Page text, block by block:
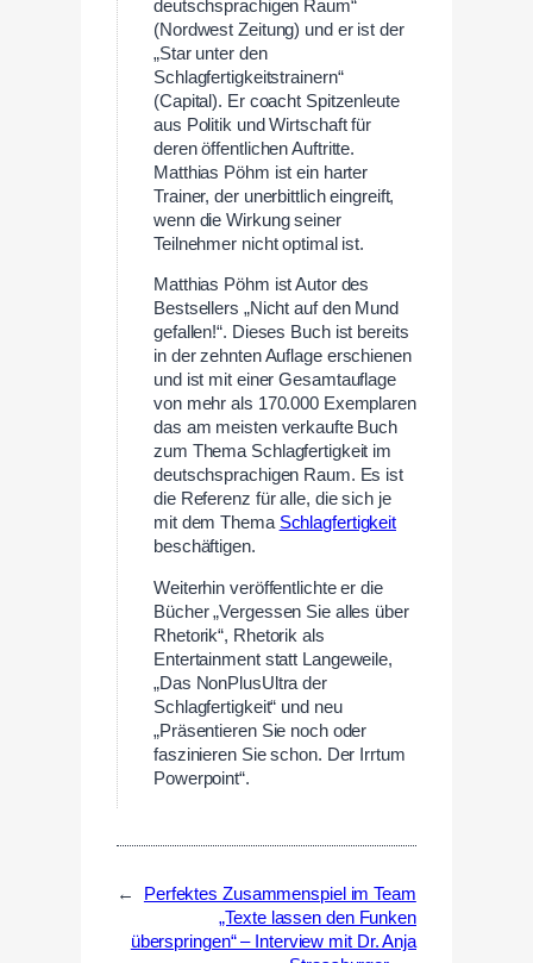
deutschsprachigen Raum“
(Nordwest Zeitung) und er ist der
„Star unter den
Schlagfertigkeitstrainern“
(Capital). Er coacht Spitzenleute
aus Politik und Wirtschaft für
deren öffentlichen Auftritte.
Matthias Pöhm ist ein harter
Trainer, der unerbittlich eingreift,
wenn die Wirkung seiner
Teilnehmer nicht optimal ist.
Matthias Pöhm ist Autor des
Bestsellers „Nicht auf den Mund
gefallen!“. Dieses Buch ist bereits
in der zehnten Auflage erschienen
und ist mit einer Gesamtauflage
von mehr als 170.000 Exemplaren
das am meisten verkaufte Buch
zum Thema Schlagfertigkeit im
deutschsprachigen Raum. Es ist
die Referenz für alle, die sich je
mit dem Thema Schlagfertigkeit
beschäftigen.
Weiterhin veröffentlichte er die
Bücher „Vergessen Sie alles über
Rhetorik“, Rhetorik als
Entertainment statt Langeweile,
„Das NonPlusUltra der
Schlagfertigkeit“ und neu
„Präsentieren Sie noch oder
faszinieren Sie schon. Der Irrtum
Powerpoint“.
←
Perfektes Zusammenspiel im Team
„Texte lassen den Funken
überspringen“ – Interview mit Dr. Anja